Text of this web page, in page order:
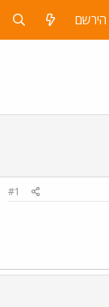
הירשם
#1